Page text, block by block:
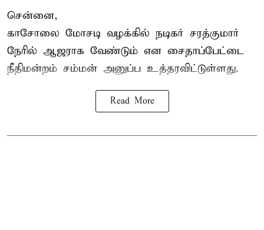
சென்னை,
காசோலை மோசடி வழக்கில் நடிகர் சரத்குமார்
நேரில் ஆஜராக வேண்டும் என சைதாப்பேட்டை
நீதிமன்றம் சம்மன் அனுப்ப உத்தரவிட்டுள்ளது.
Read More